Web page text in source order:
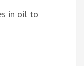
in oil to